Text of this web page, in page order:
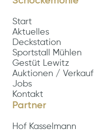
Start
Aktuelles
Deckstation
Sportstall Mühlen
Gestüt Lewitz
Auktionen / Verkauf
Jobs
Kontakt
Partner
Hof Kasselmann